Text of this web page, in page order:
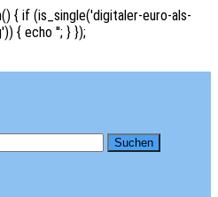
{ if (is_single('digitaler-euro-als-
{ echo ''; } });